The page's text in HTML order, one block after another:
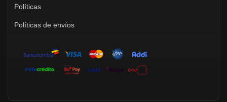
Políticas
Políticas de envíos